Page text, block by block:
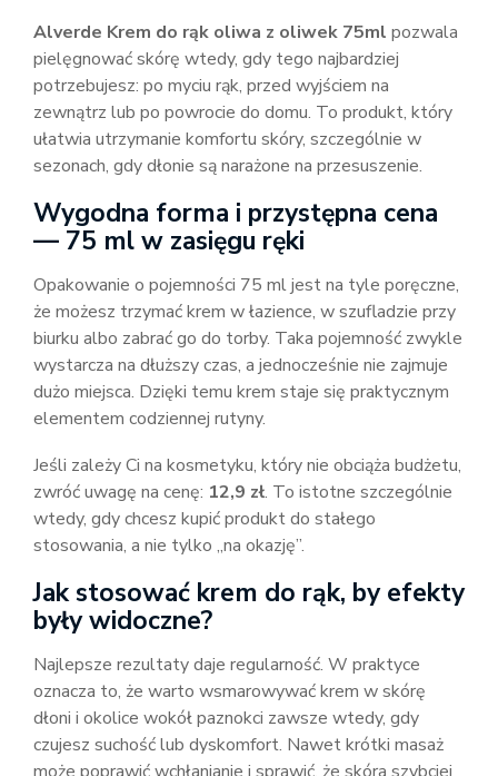
Alverde Krem do rąk oliwa z oliwek 75ml pozwala
pielęgnować skórę wtedy, gdy tego najbardziej
potrzebujesz: po myciu rąk, przed wyjściem na
zewnątrz lub po powrocie do domu. To produkt, który
ułatwia utrzymanie komfortu skóry, szczególnie w
sezonach, gdy dłonie są narażone na przesuszenie.
Wygodna forma i przystępna cena
— 75 ml w zasięgu ręki
Opakowanie o pojemności 75 ml jest na tyle poręczne,
że możesz trzymać krem w łazience, w szufladzie przy
biurku albo zabrać go do torby. Taka pojemność zwykle
wystarcza na dłuższy czas, a jednocześnie nie zajmuje
dużo miejsca. Dzięki temu krem staje się praktycznym
elementem codziennej rutyny.
Jeśli zależy Ci na kosmetyku, który nie obciąża budżetu,
zwróć uwagę na cenę: 12,9 zł. To istotne szczególnie
wtedy, gdy chcesz kupić produkt do stałego
stosowania, a nie tylko „na okazję”.
Jak stosować krem do rąk, by efekty
były widoczne?
Najlepsze rezultaty daje regularność. W praktyce
oznacza to, że warto wsmarowywać krem w skórę
dłoni i okolice wokół paznokci zawsze wtedy, gdy
czujesz suchość lub dyskomfort. Nawet krótki masaż